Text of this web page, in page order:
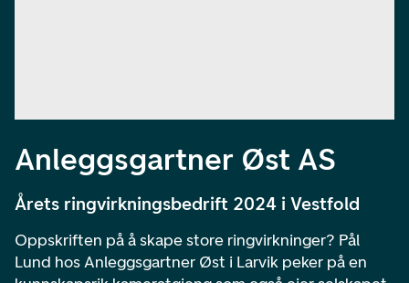
Anleggsgartner Øst AS
Årets ringvirkningsbedrift 2024 i Vestfold
Oppskriften på å skape store ringvirkninger? Pål
Lund hos Anleggsgartner Øst i Larvik peker på en